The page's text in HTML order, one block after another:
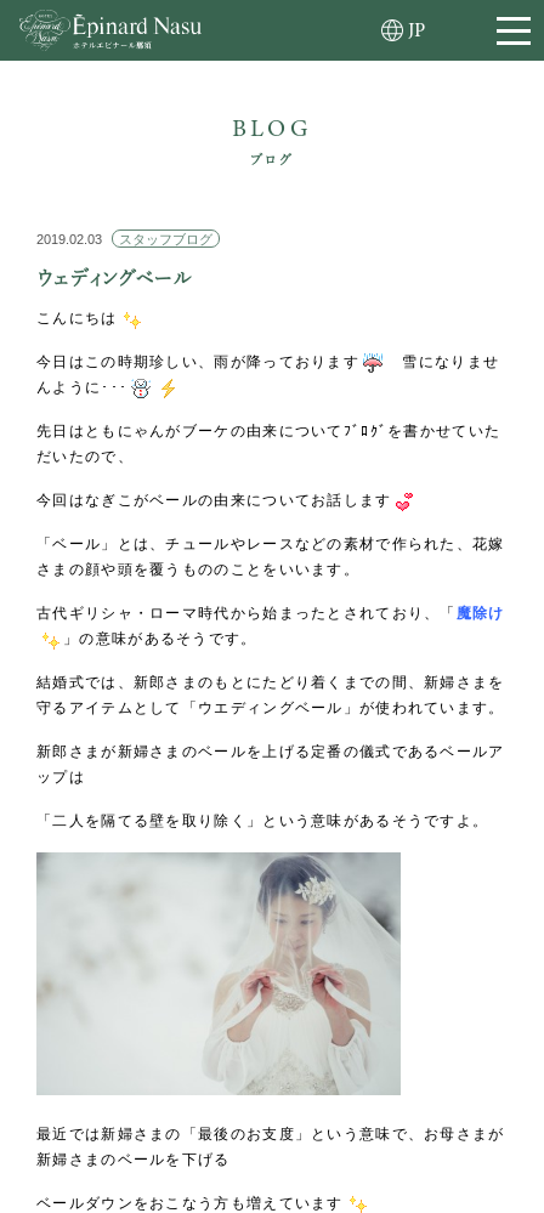
JP
BLOG
ブログ
2019.02.03 スタッフブログ
ウェディングベール
こんにちは
今日はこの時期珍しい、雨が降っております
雪になりませ
んように･･･
先日はともにゃんがブーケの由来についてﾌﾞﾛｸﾞを書かせていた
だいたので、
今回はなぎこがベールの由来についてお話します
「ベール」とは、チュールやレースなどの素材で作られた、花嫁
さまの顔や頭を覆うもののことをいいます。
古代ギリシャ・ローマ時代から始まったとされており、「 魔除け
」の意味があるそうです。
結婚式では、新郎さまのもとにたどり着くまでの間、新婦さまを
守るアイテムとして「ウエディングベール」が使われています。
新郎さまが新婦さまのベールを上げる定番の儀式であるベールア
ップは
「二人を隔てる壁を取り除く」という意味があるそうですよ。
最近では新婦さまの「最後のお支度」という意味で、お母さまが
新婦さまのベールを下げる
ベールダウンをおこなう方も増えています